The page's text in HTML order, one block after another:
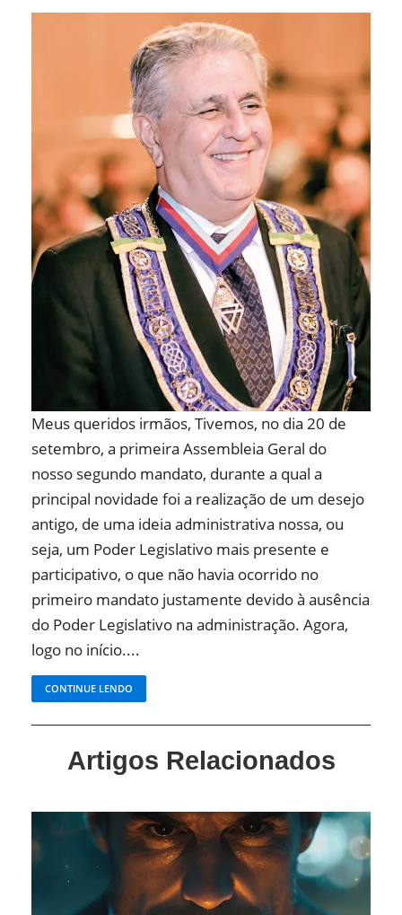
Meus queridos irmãos, Tivemos, no dia 20 de
setembro, a primeira Assembleia Geral do
nosso segundo mandato, durante a qual a
principal novidade foi a realização de um desejo
antigo, de uma ideia administrativa nossa, ou
seja, um Poder Legislativo mais presente e
participativo, o que não havia ocorrido no
primeiro mandato justamente devido à ausência
do Poder Legislativo na administração. Agora,
logo no início....
CONTINUE LENDO
Artigos Relacionados